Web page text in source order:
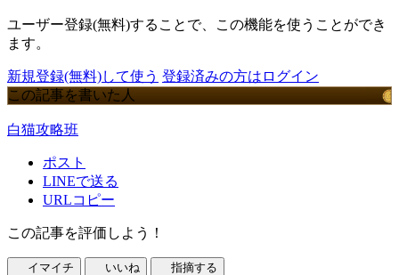
ユーザー登録(無料)することで、この機能を使うことができ
ます。
新規登録(無料)して使う 登録済みの方はログイン
この記事を書いた人
白猫攻略班
ポスト
LINEで送る
URLコピー
この記事を評価しよう！
イマイチ いいね 指摘する